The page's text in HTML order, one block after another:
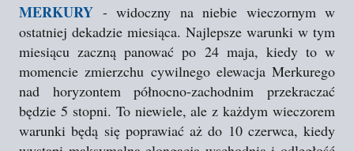
MERKURY - widoczny na niebie wieczornym w
ostatniej dekadzie miesiąca. Najlepsze warunki w tym
miesiącu zaczną panować po 24 maja, kiedy to w
momencie zmierzchu cywilnego elewacja Merkurego
nad horyzontem północno-zachodnim przekraczać
będzie 5 stopni. To niewiele, ale z każdym wieczorem
warunki będą się poprawiać aż do 10 czerwca, kiedy